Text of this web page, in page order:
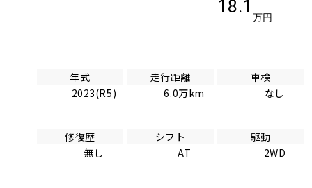
18.1
万円
年式
2023(R5)
走行距離
6.0万km
車検
なし
修復歴
無し
シフト
AT
駆動
2WD